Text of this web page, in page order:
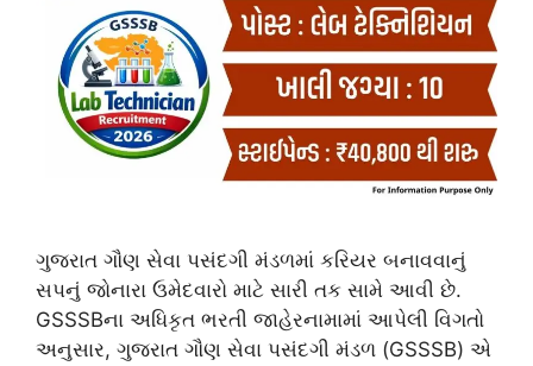
ગુજરાત ગૌણ સેવા પસંદગી મંડળમાં કરિયર બનાવવાનું
સપનું જોનારા ઉમેદવારો માટે સારી તક સામે આવી છે.
GSSSBના અધિકૃત ભરતી જાહેરનામામાં આપેલી વિગતો
અનુસાર, ગુજરાત ગૌણ સેવા પસંદગી મંડળ (GSSSB) એ